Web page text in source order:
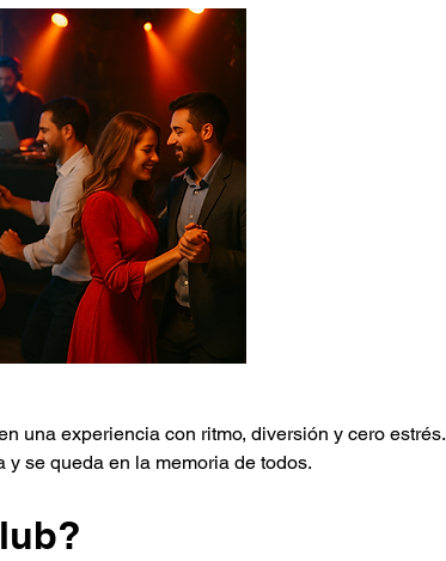
una experiencia con ritmo, diversión y cero estrés.
se queda en la memoria de todos.